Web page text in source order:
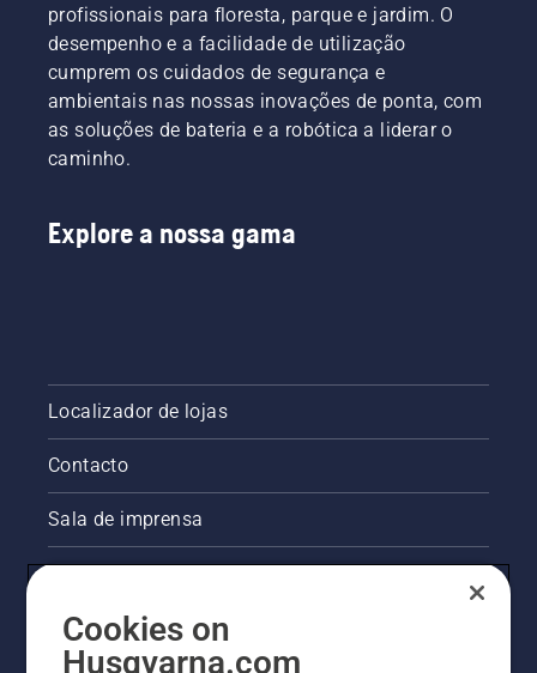
profissionais para floresta, parque e jardim. O
desempenho e a facilidade de utilização
cumprem os cuidados de segurança e
ambientais nas nossas inovações de ponta, com
as soluções de bateria e a robótica a liderar o
caminho.
Explore a nossa gama
Localizador de lojas
Contacto
Sala de imprensa
Outros websites da Husqvarna
Cookies on
Husqvarna.com